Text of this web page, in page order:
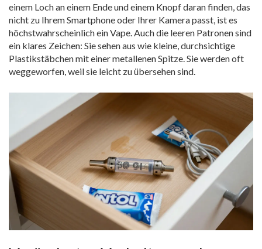
einem Loch an einem Ende und einem Knopf daran finden, das
nicht zu Ihrem Smartphone oder Ihrer Kamera passt, ist es
höchstwahrscheinlich ein Vape. Auch die leeren Patronen sind
ein klares Zeichen: Sie sehen aus wie kleine, durchsichtige
Plastikstäbchen mit einer metallenen Spitze. Sie werden oft
weggeworfen, weil sie leicht zu übersehen sind.